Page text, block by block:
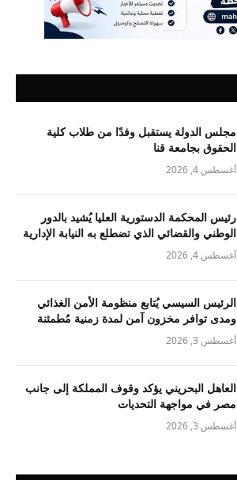
مجلس الدولة يستقبل وفدًا من طلاب كلية
الحقوق بجامعة قنا
أغسطس 4, 2026
رئيس المحكمة الدستورية العليا يُشيد بالدور
الوطني والقضائي الذي تضطلع به النيابة الإدارية
أغسطس 4, 2026
الرئيس السيسي يُتابع منظومة الأمن الغذائي
ومدى توافر مخزون آمن لمدة زمنية مُطمئنة
أغسطس 3, 2026
العاهل البحريني يؤكد وقوف المملكة إلى جانب
مصر في مواجهة التحديات
أغسطس 3, 2026